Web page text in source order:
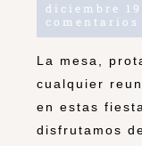
diciembre
comentarios
La mesa,
cualquier
en estas
disfrutamos